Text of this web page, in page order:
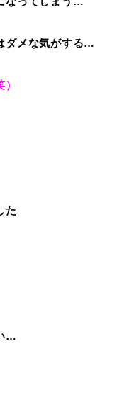
ダメな気がする…
た
…